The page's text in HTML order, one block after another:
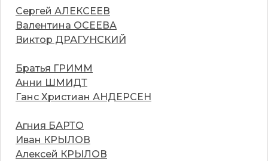
Сергей АЛЕКСЕЕВ
Валентина ОСЕЕВА
Виктор ДРАГУНСКИЙ
Братья ГРИММ
Анни ШМИДТ
Ганс Христиан АНДЕРСЕН
Агния БАРТО
Иван КРЫЛОВ
Алексей КРЫЛОВ